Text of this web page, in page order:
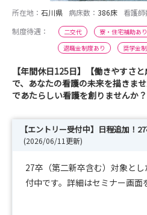
所在地： 石川県 病床数： 386床 看護師
制度待遇：
二交代 寮・住宅補助あり
退職金制度あり
奨学金
【年間休日125日】【働きやすさ
で、あなたの看護の未来を描きま
であたらしい看護を創りませんか？
【エントリー受付中】日程追加！
(2026/06/11更新)
27卒（第二新卒含む）対象と
付中です。詳細はセミナー画面